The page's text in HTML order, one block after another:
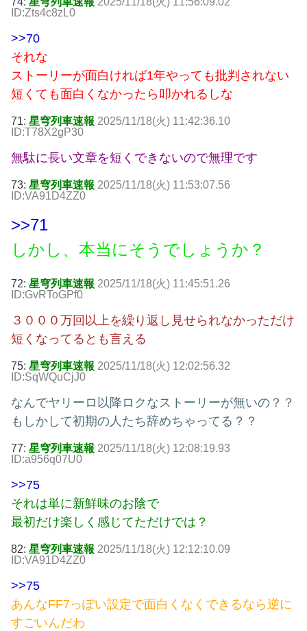
ID:Zts4c8zL0
>>70
それな
ストーリーが面白ければ1年やっても批判されない
短くても面白くなかったら叩かれるしな
71: 星穹列車速報 2025/11/18(火) 11:42:36.10
ID:T78X2gP30
無駄に長い文章を短くできないので無理です
73: 星穹列車速報 2025/11/18(火) 11:53:07.56
ID:VA91D4ZZ0
>>71
しかし、本当にそうでしょうか？
72: 星穹列車速報 2025/11/18(火) 11:45:51.26
ID:GvRToGPf0
３０００万回以上を繰り返し見せられなかっただけ
短くなってるとも言える
75: 星穹列車速報 2025/11/18(火) 12:02:56.32
ID:SqWQuCjJ0
なんでヤリーロ以降ロクなストーリーが無いの？？
もしかして初期の人たち辞めちゃってる？？
77: 星穹列車速報 2025/11/18(火) 12:08:19.93
ID:a956q07U0
>>75
それは単に新鮮味のお陰で
最初だけ楽しく感じてただけでは？
82: 星穹列車速報 2025/11/18(火) 12:12:10.09
ID:VA91D4ZZ0
>>75
あんなFF7っぽい設定で面白くなくできるなら逆に
すごいんだわ